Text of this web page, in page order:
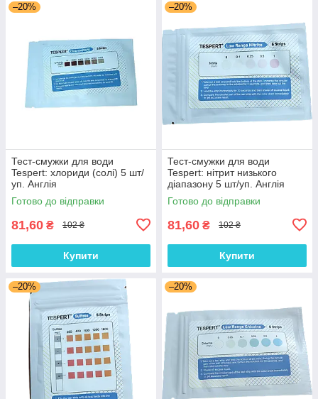
–20%
Тест-смужки для води
Tespert: хлориди (солі) 5 шт/
уп. Англія
Готово до відправки
81,60 ₴ 102 ₴
Купити
–20%
Тест-смужки для води
Tespert: нітрит низького
діапазону 5 шт/уп. Англія
Готово до відправки
81,60 ₴ 102 ₴
Купити
–20% –20%